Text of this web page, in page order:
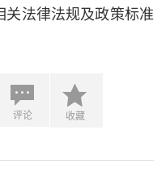
法律法规及政策标准
评论 收藏